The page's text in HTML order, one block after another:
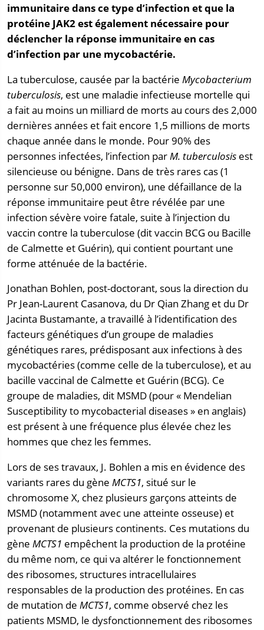
immunitaire dans ce type d’infection et que la
protéine JAK2 est également nécessaire pour
déclencher la réponse immunitaire en cas
d’infection par une mycobactérie.
La tuberculose, causée par la bactérie Mycobacterium
tuberculosis, est une maladie infectieuse mortelle qui
a fait au moins un milliard de morts au cours des 2,000
dernières années et fait encore 1,5 millions de morts
chaque année dans le monde. Pour 90% des
personnes infectées, l’infection parM. tuberculosis est
silencieuse ou bénigne. Dans de très rares cas (1
personne sur 50,000 environ), une défaillance de la
réponse immunitaire peut être révélée par une
infection sévère voire fatale, suite à l’injection du
vaccin contre la tuberculose (dit vaccin BCG ou Bacille
de Calmette et Guérin), qui contient pourtant une
forme atténuée de la bactérie.
Jonathan Bohlen, post-doctorant, sous la direction du
Pr Jean-Laurent Casanova, du Dr Qian Zhang et du Dr
Jacinta Bustamante, a travaillé à l’identification des
facteurs génétiques d’un groupe de maladies
génétiques rares, prédisposant aux infections à des
mycobactéries (comme celle de la tuberculose), et au
bacille vaccinal de Calmette et Guérin (BCG). Ce
groupe de maladies, dit MSMD (pour « Mendelian
Susceptibility to mycobacterial diseases » en anglais)
est présent à une fréquence plus élevée chez les
hommes que chez les femmes.
Lors de ses travaux, J. Bohlen a mis en évidence des
variants rares du gène MCTS1, situé sur le
chromosome X, chez plusieurs garçons atteints de
MSMD (notamment avec une atteinte osseuse) et
provenant de plusieurs continents. Ces mutations du
gène MCTS1 empêchent la production de la protéine
du même nom, ce qui va altérer le fonctionnement
des ribosomes, structures intracellulaires
responsables de la production des protéines. En cas
de mutation de MCTS1, comme observé chez les
patients MSMD, le dysfonctionnement des ribosomes